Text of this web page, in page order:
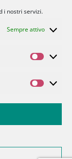
i nostri servizi.
Sempre attivo
CONTATTI